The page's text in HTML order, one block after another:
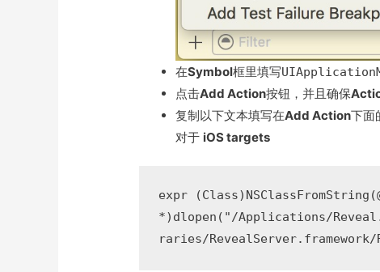
在Symbol框里填写
点击Add Action按钮，并且确保
复制以下文本填写在Add Action下面
对于 iOS targets
expr
*)dlopen("/Applications/
raries/